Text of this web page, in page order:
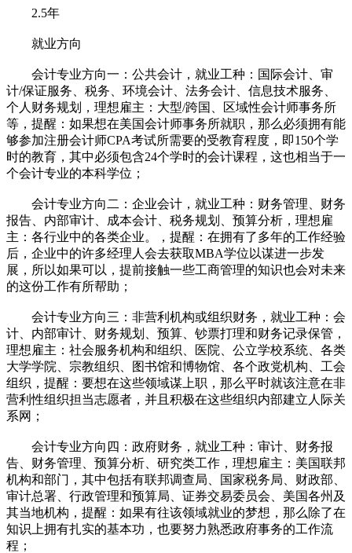
2.5年
就业方向
会计专业方向一：公共会计，就业工种：国际会计、审
计/保证服务、税务、环境会计、法务会计、信息技术服务、
个人财务规划，理想雇主：大型/跨国、区域性会计师事务所
等，提醒：如果想在美国会计师事务所就职，那么必须拥有能
够参加注册会计师CPA考试所需要的受教育程度，即150个学
时的教育，其中必须包含24个学时的会计课程，这也相当于一
个会计专业的本科学位；
会计专业方向二：企业会计，就业工种：财务管理、财务
报告、内部审计、成本会计、税务规划、预算分析，理想雇
主：各行业中的各类企业。，提醒：在拥有了多年的工作经验
后，企业中的许多经理人会去获取MBA学位以谋进一步发
展，所以如果可以，提前接触一些工商管理的知识也会对未来
的这份工作有所帮助；
会计专业方向三：非营利机构或组织财务，就业工种：会
计、内部审计、财务规划、预算、钞票打理和财务记录保管，
理想雇主：社会服务机构和组织、医院、公立学校系统、各类
大学学院、宗教组织、图书馆和博物馆、各个政党机构、工会
组织，提醒：要想在这些领域谋上职，那么平时就该注意在非
营利性组织担当志愿者，并且积极在这些组织内部建立人际关
系网；
会计专业方向四：政府财务，就业工种：审计、财务报
告、财务管理、预算分析、研究类工作，理想雇主：美国联邦
机构和部门，其中包括有联邦调查局、国家税务局、财政部、
审计总署、行政管理和预算局、证券交易委员会、美国各州及
其当地机构，提醒：如果有往该领域就业的梦想，那么除了在
知识上拥有扎实的基本功，也要努力熟悉政府事务的工作流
程；